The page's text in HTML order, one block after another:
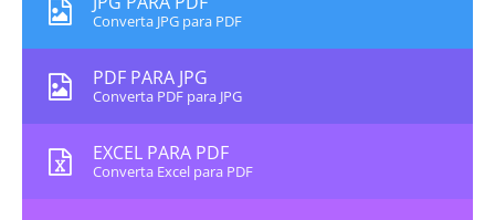
Converta JPG para PDF
PDF PARA JPG
Converta PDF para JPG
EXCEL PARA PDF
Converta Excel para PDF